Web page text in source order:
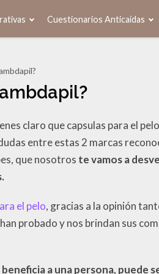
Cuestionarios Anticaídas
claro que capsulas para el
entre estas 2 marcas
que nosotros te vamos a
el pelo, gracias a la opinión
probado y nos brindan sus
a una persona, puede